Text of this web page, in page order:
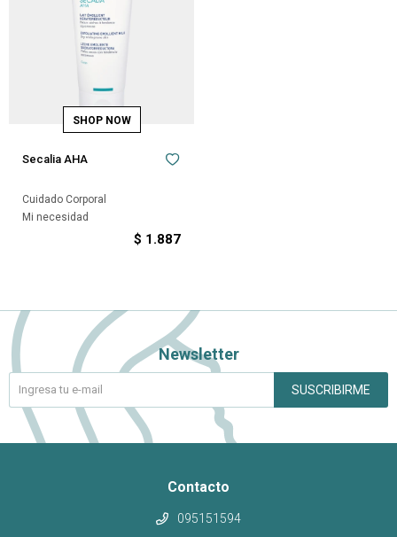
Secalia AHA
Cuidado Corporal
Mi necesidad
$ 1.887
Contacto
095151594
Newsletter
SUSCRIBIRME